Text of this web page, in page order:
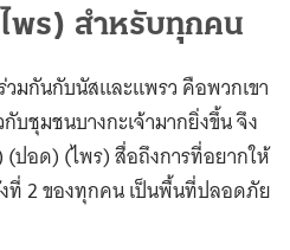
พร) สำหรับทุกคน
มกันกับนัสและแพรว คือพวกเขา
บชุมชนบางกะเจ้ามากยิ่งขึ้น จึง
ปอด) (ไพร) สื่อถึงการที่อยากให้
ที่ 2 ของทุกคน เป็นพื้นที่ปลอดภัย